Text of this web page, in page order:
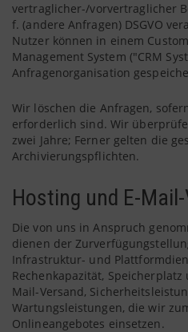
vertraglicher-/vorvertraglicher
f. (andere Anfragen) DSGVO
Nutzer können in einem
Management System ("CRM
Anfragenorganisation
Wir löschen die Anfragen,
erforderlich sind. Wir
zwei Jahre; Ferner gelten die
Archivierungspflichten.
Hosting und E-
Die von uns in Anspruch
dienen der
Infrastruktur- und
Rechenkapazität,
Mail-Versand,
Wartungsleistungen, die wir
Onlineangebotes einsetzen.